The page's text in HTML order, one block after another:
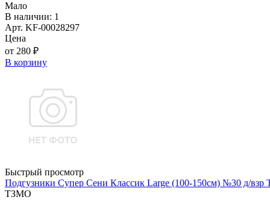
Мало
В наличии: 1
Арт. KF-00028297
Цена
от 280 ₽
В корзину
Быстрый просмотр
Подгузники Супер Сени Классик Large (100-150см) №30 д/
ТЗМО